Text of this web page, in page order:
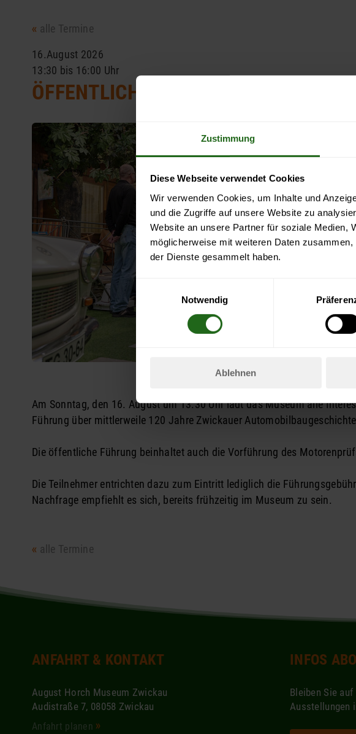
Zustimmung
Diese Webseite verwendet Cookies
Wir verwenden Cookies, um Inhalte und
und die Zugriffe auf unsere Website zu
Website an unsere Partner für soziale Medien,
möglicherweise mit weiteren Daten
der Dienste gesammelt haben.
Notwendig
Ablehnen
alle Termine
16.August 2026
13:30 bis 16:00 Uhr
ÖFFENTLICHE FÜHRUNG
Am Sonntag, den 16. August um 13.30 Uhr lädt das Museum alle
Führung über mittlerweile 120 Jahre Zwickauer
Die öffentliche Führung beinhaltet auch die Vorführung des
Die Teilnehmer entrichten dazu zum Eintritt lediglich die
Nachfrage empfiehlt es sich, bereits frühzeitig im Museum zu sein.
alle Termine
ANFAHRT & KONTAKT
August Horch Museum Zwickau
Audistraße 7, 08058 Zwickau
Anfahrt planen
INFOS
Bleiben Sie
Ausstellungen